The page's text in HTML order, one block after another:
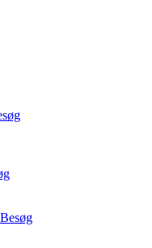
Besøg